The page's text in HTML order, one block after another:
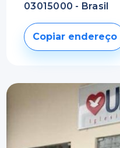
03015000 - Brasil
Copiar endereço